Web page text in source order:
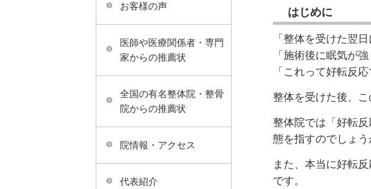
はじめに
「整体を受けた翌
「施術後に眠気が
「これって好転反応
整体を受けた後、
整体院では「好転
態を指すのでしょう
また、本当に好転
です。
お客様の声
医師や医療関係者・専門
家からの推薦状
全国の有名整体院・整骨
院からの推薦状
院情報・アクセス
代表紹介